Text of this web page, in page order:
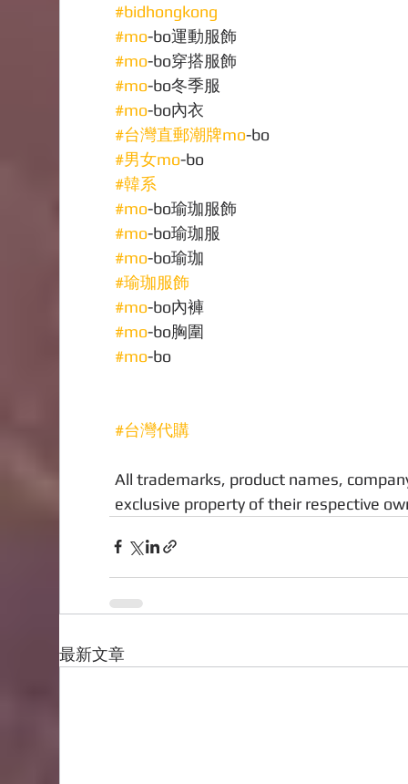
#bidhongkong
#mo-bo運動服飾
#mo-bo穿搭服飾
#mo-bo冬季服
#mo-bo內衣
#台灣直郵潮牌mo-bo
#男女mo-bo
#韓系
#mo-bo瑜珈服飾
#mo-bo瑜珈服
#mo-bo瑜珈
#瑜珈服飾
#mo-bo內褲
#mo-bo胸圍
#mo-bo
#台灣代購
All trademarks, product names,
exclusive property of their respective
最新文章